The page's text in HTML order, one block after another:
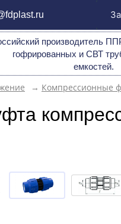
производитель
гофрированных и СВТ
емкостей.
→ Компрессионные